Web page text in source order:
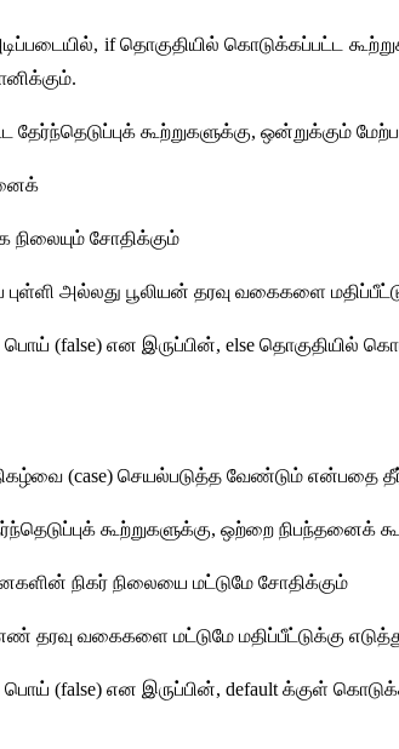
if தொகுதியில் கொடுக்கப்பட்ட
தேர்ந்தெடுப்புக் கூற்றுகளுக்கு, ஒன்றுக்கும்
நிலையும் சோதிக்கும்
புள்ளி அல்லது பூலியன் தரவு வகைகளை
பொய் (false) என இருப்பின், else தொகுதியில்
(case) செயல்படுத்த வேண்டும் என்பதை
கூற்றுகளுக்கு, ஒற்றை நிபந்தனைக்
நிகர் நிலையை மட்டுமே சோதிக்கும்
எண் தரவு வகைகளை மட்டுமே மதிப்பீட்டுக்கு
பொய் (false) என இருப்பின், default க்குள்